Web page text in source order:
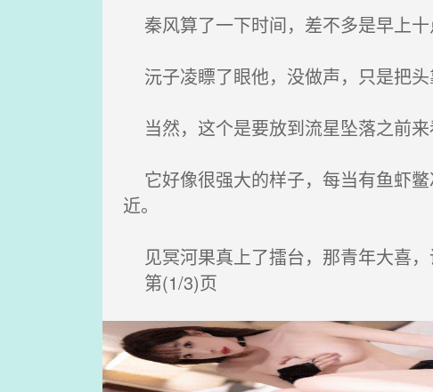
秦风算了一下时间，差不多是早上十
沅子凌瞟了眼他，没做声，只是把头
当然，这个是要放到流星坠落之前来
它好像很强大的样子，每当有鱼虾
近。
见冥河果真上了擂台，那青年大喜，
第(1/3)页